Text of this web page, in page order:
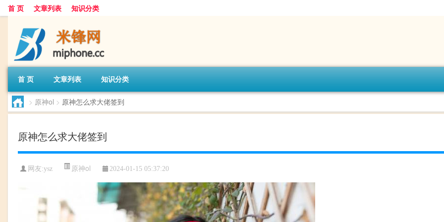
首 页 文章列表 知识分类
首 页 文章列表 知识分类
> 原神ol > 原神怎么求大佬签到
原神怎么求大佬签到
网友:ysz 原神ol 2024-01-15 05:37:20